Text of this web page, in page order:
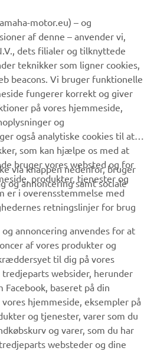
om de seneste tilbud, særlige
og meget mere.
DIG
at lære, hvordan vi behandler dine
Motor Europe N.V. - All Rights
motor.eu) – og
af denne – anvender vi,
dets filialer og tilknyttede
teknikker som ligner cookies,
beacons. Vi bruger funktionelle
fungerer korrekt og giver
på vores hjemmeside,
og
også analytiske cookies til at
som kan hjælpe os med at
bruger vores websted og for
produkter, tjenester og
er i overensstemmelse med
retningslinjer for brug
via knappen nedenfor, bruger
og annoncering samt sociale
annoncering anvendes for at
af vores produkter og
til dig på vores
websider, herunder
Facebook, baseret på din
hjemmeside, eksempler på
og tjenester, varer som du
og varer, som du har
websteder og dine